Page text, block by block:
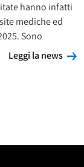
hanno infatti
mediche ed
Sono
Leggi la news